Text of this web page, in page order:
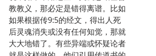
教教义，那必定是错得离谱。比如
如果根据传9:5的经文，得出人死
后灵魂消失或没有任何知觉，那就
大大地错了。有些异端或怀疑论者